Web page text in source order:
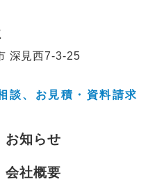
深見西7-3-25
談、 お見積・資料請求
お知らせ
会社概要